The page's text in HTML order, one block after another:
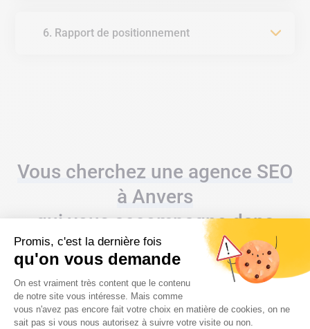
Promis, c'est la dernière fois
qu'on vous demande
Plateforme de Gestion du
On est vraiment très content que le contenu
de notre site vous intéresse. Mais comme
vous n'avez pas encore fait votre choix en matière de cookies, on ne
sait pas si vous nous autorisez à suivre votre visite ou non.
6. Rapport de positionnement
Vous cherchez une agence SEO
à Anvers
qui vous accompagne dans
votre projet ?
CONTACTEZ-NOUS